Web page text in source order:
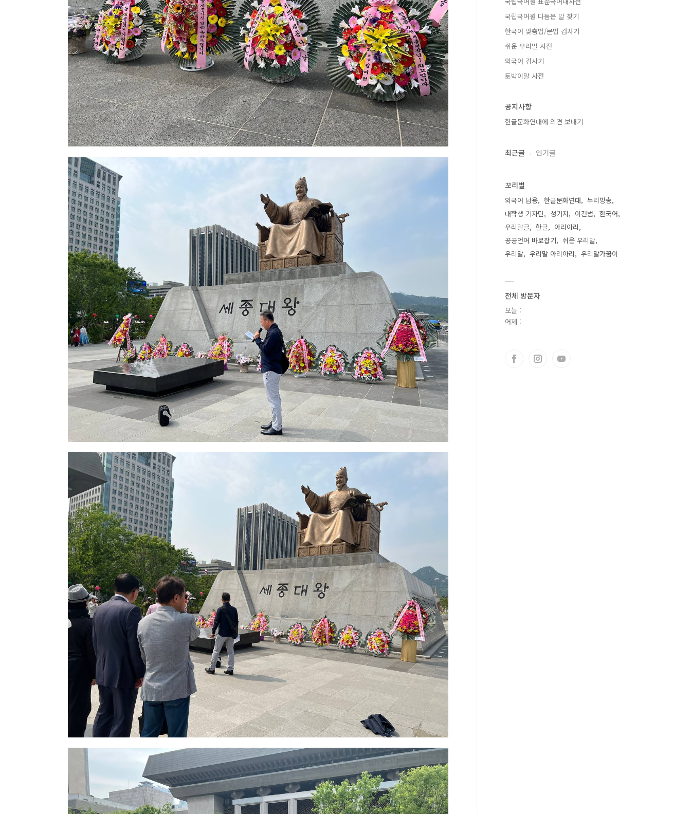
국립국어원 다듬은 말 찾기
한국어 맞춤법/문법 검사기
쉬운 우리말 사전
외국어 검사기
토박이말 사전
공지사항
한글문화연대에 의견 보내기
최근글 인기글
꼬리별
외국어 남용 한글문화연대
누리방송
대학생 기자단
성기지 이건범
한국어
우리말글
한글
아리아리
공공언어 바로잡기
쉬운 우리말
우리말
우리말 아리아리 우리말가꿈이
전체 방문자
오늘 :
어제 :